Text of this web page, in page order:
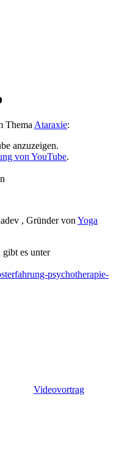
Thema Ataraxie:
anzuzeigen.
von YouTube.
, Gründer von Yoga
gibt es unter
psychotherapie-
Videovortrag